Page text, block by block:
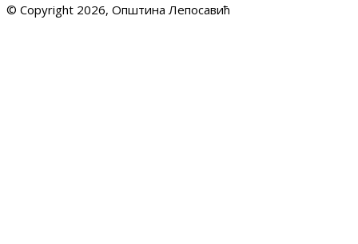
© Copyright 2026, Општина Лепосавић